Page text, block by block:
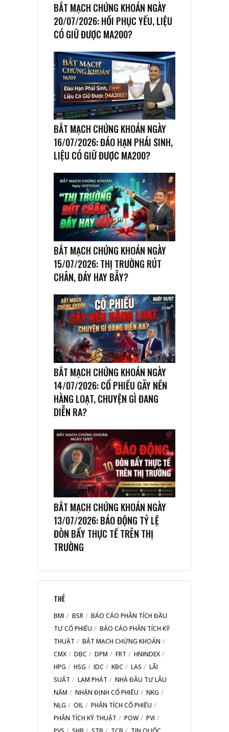
BẮT MẠCH CHỨNG KHOÁN NGÀY
20/07/2026: HỒI PHỤC YẾU, LIỆU
CÓ GIỮ ĐƯỢC MA200?
BẮT MẠCH CHỨNG KHOÁN NGÀY
16/07/2026: ĐÁO HẠN PHÁI SINH,
LIỆU CÓ GIỮ ĐƯỢC MA200?
BẮT MẠCH CHỨNG KHOÁN NGÀY
15/07/2026: THỊ TRƯỜNG RÚT
CHÂN, ĐÁY HAY BẪY?
BẮT MẠCH CHỨNG KHOÁN NGÀY
14/07/2026: CỔ PHIẾU GÃY NỀN
HÀNG LOẠT, CHUYỆN GÌ ĐANG
DIỄN RA?
BẮT MẠCH CHỨNG KHOÁN NGÀY
13/07/2026: BÁO ĐỘNG TỶ LỆ
ĐÒN BẨY THỰC TẾ TRÊN THỊ
TRƯỜNG
THẺ
BMI BSR
BÁO CÁO PHÂN TÍCH ĐẦU
TƯ CỔ PHIẾU
BÁO CÁO PHÂN TÍCH KỸ
THUẬT
BẮT MẠCH CHỨNG KHOÁN
CMX
DBC DPM FRT
HNINDEX
HPG
HSG IDC KBC LAS
LÃI
SUẤT
LẠM PHÁT
NHÀ ĐẦU TƯ LÂU
NĂM
NHẬN ĐỊNH CỔ PHIẾU
NKG
NLG
OIL
PHÂN TÍCH CỔ PHIẾU
PHÂN TÍCH KỸ THUẬT
POW
PVI